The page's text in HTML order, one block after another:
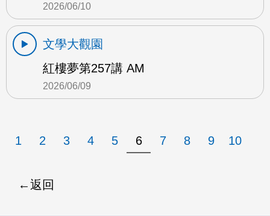
2026/06/10
文學大觀園
紅樓夢第257講 AM
2026/06/09
1 2 3 4 5 6 7 8 9 10
返回